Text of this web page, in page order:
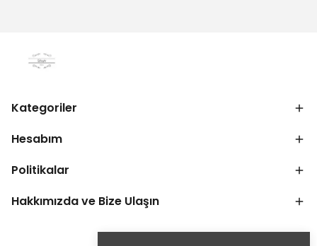
Kategoriler
Hesabım
Politikalar
Hakkımızda ve Bize Ulaşın